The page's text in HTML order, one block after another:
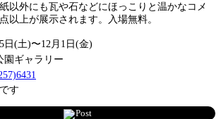
以外にも瓦や石などにほっこりと温かなコメ
以上が展示されます。入場無料。
日(土)〜12月1日(金)
園ギャラリー
す
Post